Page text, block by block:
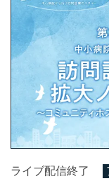
ライブ配信終了